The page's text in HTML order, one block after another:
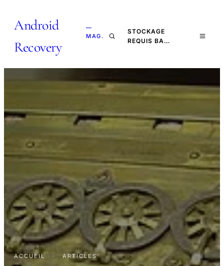
Android
Recovery
—
MAG.
STOCKAGE
REQUIS BA…
ACCUEIL · ARTICLES